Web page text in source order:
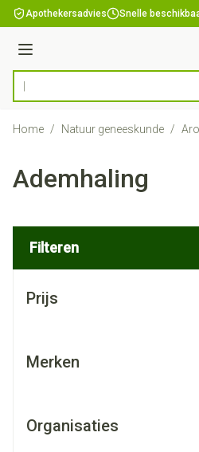
Ga naar de inhoud
Apothekersadvies Snelle
Menu
Product, merk, categorie...
Home / Natuur geneeskunde /
Ademhaling
Filteren
Prijs
Merken
Organisaties